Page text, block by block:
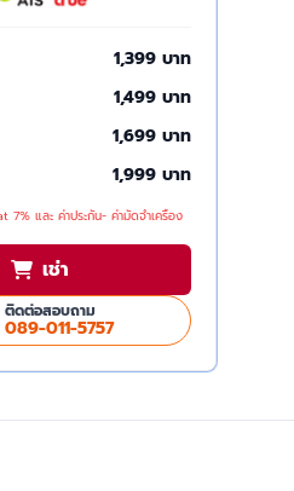
1,399 บาท
1,499 บาท
1,699 บาท
1,999 บาท
7% และ ค่าประกัน- ค่ามัดจำเครื่อง
เช่า
ติดต่อสอบถาม
089-011-5757